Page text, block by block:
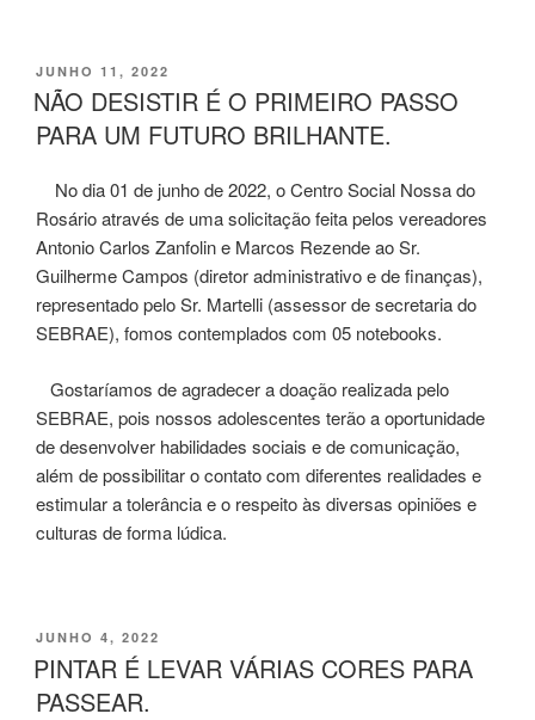
PUBLICADO
EM
JUNHO 11, 2022
NÃO DESISTIR É O PRIMEIRO PASSO
PARA UM FUTURO BRILHANTE.
No dia 01 de junho de 2022, o Centro Social Nossa do
Rosário através de uma solicitação feita pelos vereadores
Antonio Carlos Zanfolin e Marcos Rezende ao Sr.
Guilherme Campos (diretor administrativo e de finanças),
representado pelo Sr. Martelli (assessor de secretaria do
SEBRAE), fomos contemplados com 05 notebooks.
Gostaríamos de agradecer a doação realizada pelo
SEBRAE, pois nossos adolescentes terão a oportunidade
de desenvolver habilidades sociais e de comunicação,
além de possibilitar o contato com diferentes realidades e
estimular a tolerância e o respeito às diversas opiniões e
culturas de forma lúdica.
PUBLICADO
EM
JUNHO 4, 2022
PINTAR É LEVAR VÁRIAS CORES PARA
PASSEAR.